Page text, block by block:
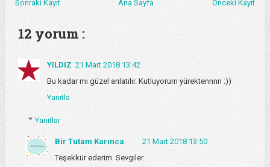
Sonraki Kayıt Önceki Kayıt
Ana Sayfa
12 yorum :
YILDIZ 21 Mart 2018 13:42
Bu kadar mı güzel anlatılır. Kutluyorum yürektennnn :))
Yanıtla
Yanıtlar
Bir Tutam Karınca
21 Mart 2018 13:50
Teşekkür ederim. Sevgiler.